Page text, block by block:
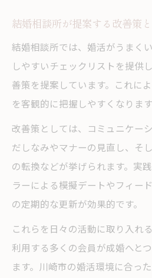
結婚相談所が提案する改善策
結婚相談所では、婚活がうまく
しやすいチェックリストを提供
善策を提案しています。これに
を客観的に把握しやすくなります
改善策としては、コミュニケー
だしなみやマナーの見直し、そ
の転換などが挙げられます。実
ラーによる模擬デートやフィー
の定期的な更新が効果的です。
これらを日々の活動に取り入れ
利用する多くの会員が成婚へと
ます。川崎市の婚活環境に合っ